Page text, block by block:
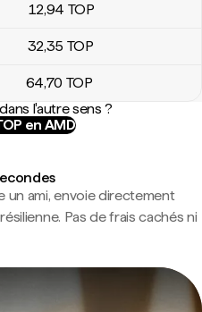
12,94 TOP
32,35 TOP
64,70 TOP
l'autre sens ?
en AMD
un ami, envoie directement
Pas de frais cachés ni